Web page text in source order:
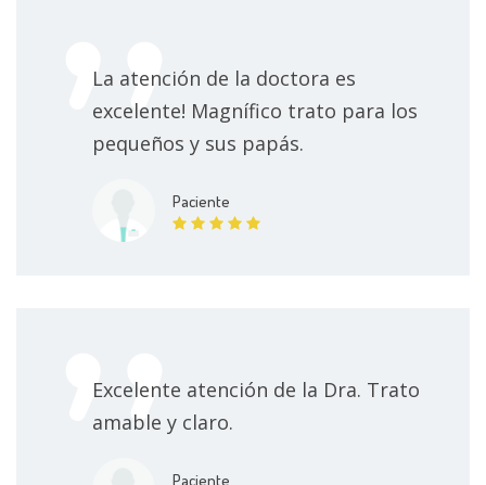
La atención de la doctora es
excelente! Magnífico trato para los
pequeños y sus papás.
Paciente
Excelente atención de la Dra. Trato
amable y claro.
Paciente